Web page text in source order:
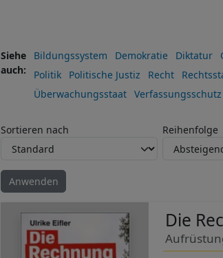
Siehe
auch
Bildungssystem Demokratie Diktatur
Politik
Politische Justiz Recht
Überwachungsstaat
Verfassungsschutz
Sortieren nach Reihenfolge
Die